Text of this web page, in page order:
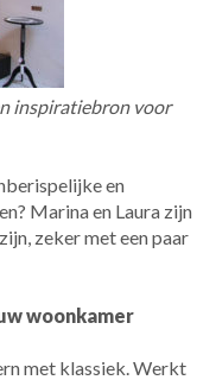
inspiratiebron voor
en
Marina en Laura zijn
, zeker met een paar
woonkamer
met klassiek. Werkt